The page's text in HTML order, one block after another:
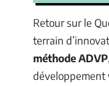
Retour sur le
terrain
méthode ADVP
développement